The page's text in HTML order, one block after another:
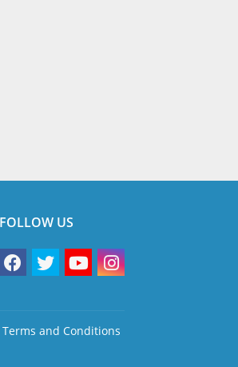
FOLLOW US
Terms and Conditions